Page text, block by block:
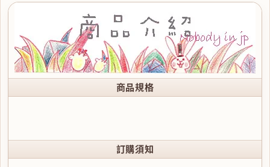
商品規格
訂購須知